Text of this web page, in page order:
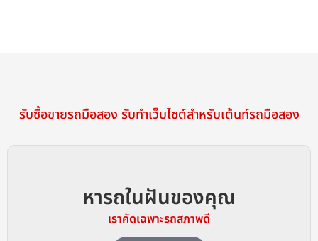
รับซื้อขายรถมือสอง รับทำเว็บไซต์สำหรับเต้นท์รถมือสอง
หารถในฝันของคุณ
เราคัดเฉพาะรถสภาพดี